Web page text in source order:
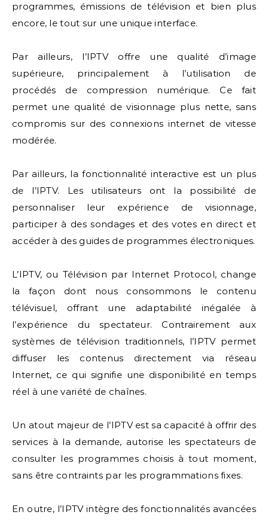
programmes, émissions de télévision et bien plus
encore, le tout sur une unique interface.
Par ailleurs, l’IPTV offre une qualité d’image
supérieure, principalement à l’utilisation de
procédés de compression numérique. Ce fait
permet une qualité de visionnage plus nette, sans
compromis sur des connexions internet de vitesse
modérée.
Par ailleurs, la fonctionnalité interactive est un plus
de l’IPTV. Les utilisateurs ont la possibilité de
personnaliser leur expérience de visionnage,
participer à des sondages et des votes en direct et
accéder à des guides de programmes électroniques.
L’IPTV, ou Télévision par Internet Protocol, change
la façon dont nous consommons le contenu
télévisuel, offrant une adaptabilité inégalée à
l’expérience du spectateur. Contrairement aux
systèmes de télévision traditionnels, l’IPTV permet
diffuser les contenus directement via réseau
Internet, ce qui signifie une disponibilité en temps
réel à une variété de chaînes.
Un atout majeur de l’IPTV est sa capacité à offrir des
services à la demande, autorise les spectateurs de
consulter les programmes choisis à tout moment,
sans être contraints par les programmations fixes.
En outre, l’IPTV intègre des fonctionnalités avancées